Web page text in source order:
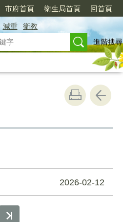
市府首頁 衛生局首頁 回首頁
減重
衛教
進階搜尋
2026-02-12